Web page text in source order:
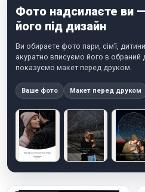
Фото надсилаєте ви
його під дизайн
Ви обираєте фото пари, сім’ї,
акуратно вписуємо його в обраний
показуємо макет перед друком.
Ваше фото Макет перед друком